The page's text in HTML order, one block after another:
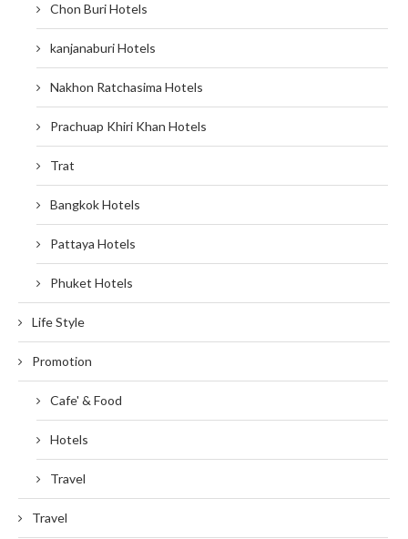
Chon Buri Hotels
kanjanaburi Hotels
Nakhon Ratchasima Hotels
Prachuap Khiri Khan Hotels
Trat
Bangkok Hotels
Pattaya Hotels
Phuket Hotels
Life Style
Promotion
Cafe' & Food
Hotels
Travel
Travel